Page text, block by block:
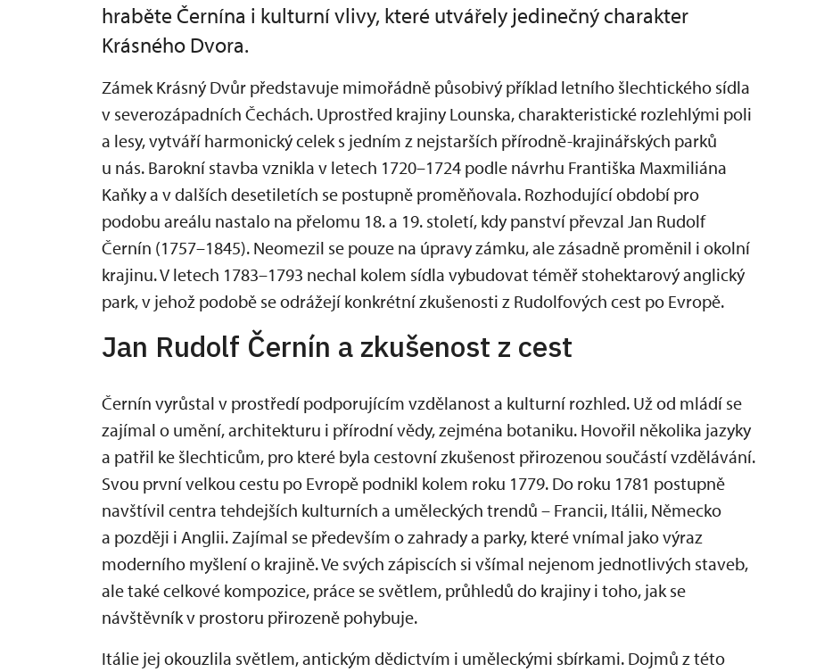
hraběte Černína i kulturní vlivy, které utvářely jedinečný charakter
Krásného Dvora.
Zámek Krásný Dvůr představuje mimořádně působivý příklad letního šlechtického sídla
v severozápadních Čechách. Uprostřed krajiny Lounska, charakteristické rozlehlými poli
a lesy, vytváří harmonický celek s jedním z nejstarších přírodně-krajinářských parků
u nás. Barokní stavba vznikla v letech 1720–1724 podle návrhu Františka Maxmiliána
Kaňky a v dalších desetiletích se postupně proměňovala. Rozhodující období pro
podobu areálu nastalo na přelomu 18. a 19. století, kdy panství převzal Jan Rudolf
Černín (1757–1845). Neomezil se pouze na úpravy zámku, ale zásadně proměnil i okolní
krajinu. V letech 1783–1793 nechal kolem sídla vybudovat téměř stohektarový anglický
park, v jehož podobě se odrážejí konkrétní zkušenosti z Rudolfových cest po Evropě.
Jan Rudolf Černín a zkušenost z cest
Černín vyrůstal v prostředí podporujícím vzdělanost a kulturní rozhled. Už od mládí se
zajímal o umění, architekturu i přírodní vědy, zejména botaniku. Hovořil několika jazyky
a patřil ke šlechticům, pro které byla cestovní zkušenost přirozenou součástí vzdělávání.
Svou první velkou cestu po Evropě podnikl kolem roku 1779. Do roku 1781 postupně
navštívil centra tehdejších kulturních a uměleckých trendů – Francii, Itálii, Německo
a později i Anglii. Zajímal se především o zahrady a parky, které vnímal jako výraz
moderního myšlení o krajině. Ve svých zápiscích si všímal nejenom jednotlivých staveb,
ale také celkové kompozice, práce se světlem, průhledů do krajiny i toho, jak se
návštěvník v prostoru přirozeně pohybuje.
Itálie jej okouzlila světlem, antickým dědictvím i uměleckými sbírkami. Dojmů z této